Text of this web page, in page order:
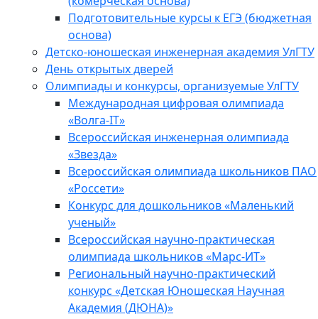
Подготовительные курсы к ЕГЭ (бюджетная
основа)
Детско-юношеская инженерная академия УлГТУ
День открытых дверей
Олимпиады и конкурсы, организуемые УлГТУ
Международная цифровая олимпиада
«Волга-IT»
Всероссийская инженерная олимпиада
«Звезда»
Всероссийская олимпиада школьников ПАО
«Россети»
Конкурс для дошкольников «Маленький
ученый»
Всероссийская научно-практическая
олимпиада школьников «Марс-ИТ»
Региональный научно-практический
конкурс «Детская Юношеская Научная
Академия (ДЮНА)»